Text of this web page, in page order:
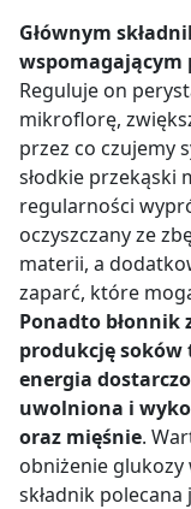
Głównym
wspomagającym
Reguluje on
mikroflorę,
przez co czujemy
słodkie przekąski
regularności
oczyszczany ze
materii, a
zaparć, które
Ponadto błonnik
produkcję
energia
uwolniona i
oraz mięśnie.
obniżenie
składnik